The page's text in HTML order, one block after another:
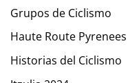
Grupos de Ciclismo
Haute Route Pyrenees
Historias del Ciclismo